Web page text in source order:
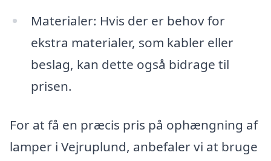
Materialer: Hvis der er behov for
ekstra materialer, som kabler eller
beslag, kan dette også bidrage til
prisen.
For at få en præcis pris på ophængning af
lamper i Vejruplund, anbefaler vi at bruge